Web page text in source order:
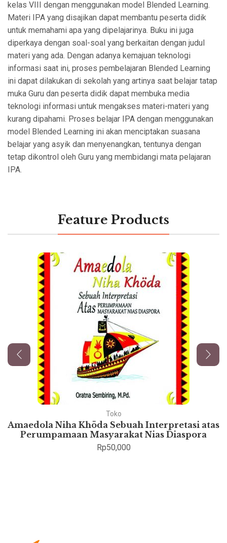
kelas VIII dengan menggunakan model Blended Learning.
Materi IPA yang disajikan dapat membantu peserta didik
untuk memahami apa yang dipelajarinya. Buku ini juga
diperkaya dengan soal-soal yang berkaitan dengan judul
materi yang ada. Dengan adanya kemajuan teknologi
informasi saat ini, proses pembelajaran Blended Learning
ini dapat dilakukan di sekolah yang artinya saat belajar tatap
muka Guru dan peserta didik dapat membuka media
teknologi informasi untuk mengakses materi-materi yang
kurang dipahami. Proses belajar IPA dengan menggunakan
model Blended Learning ini akan menciptakan suasana
belajar yang asyik dan menyenangkan, tentunya dengan
tetap dikontrol oleh Guru yang membidangi mata pelajaran
IPA.
Feature Products
Toko
Amaedola Niha Khöda Sebuah Interpretasi atas
Perumpamaan Masyarakat Nias Diaspora
Rp50,000